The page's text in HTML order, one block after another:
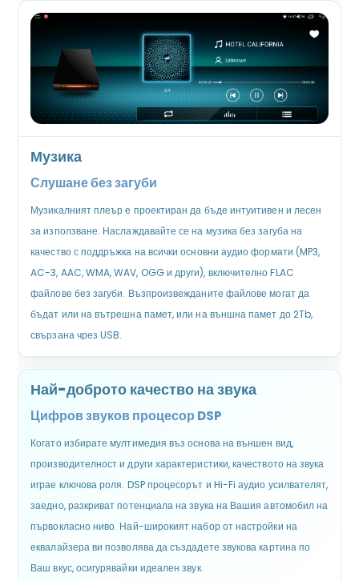
Музика
Слушане без загуби
Музикалният плеър е проектиран да бъде интуитивен и лесен
за използване. Наслаждавайте се на музика без загуба на
качество с поддръжка на всички основни аудио формати (MP3,
AC-3, AAC, WMA, WAV, OGG и други), включително FLAC
файлове без загуби. Възпроизвежданите файлове могат да
бъдат или на вътрешна памет, или на външна памет до 2Tb,
свързана чрез USB.
Най-доброто качество на звука
Цифров звуков процесор DSP
Когато избирате мултимедия въз основа на външен вид,
производителност и други характеристики, качеството на звука
играе ключова роля. DSP процесорът и Hi-Fi аудио усилвателят,
заедно, разкриват потенциала на звука на Вашия автомобил на
първокласно ниво. Най-широкият набор от настройки на
еквалайзера ви позволява да създадете звукова картина по
Ваш вкус, осигурявайки идеален звук.